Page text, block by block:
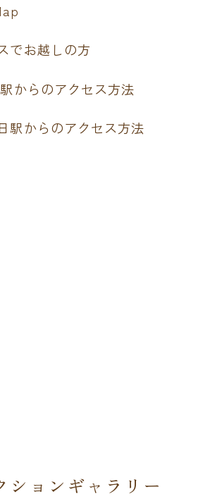
でお越しの方
からのアクセス方法
駅からのアクセス方法
ションギャラリー